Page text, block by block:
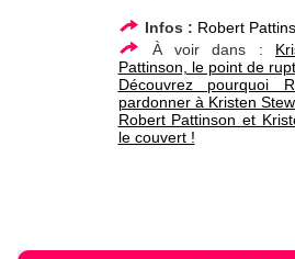
Infos : Robert
À voir dans :
Pattinson, le point de
Découvrez pourquoi
pardonner à Kristen
Robert Pattinson et
le couvert !